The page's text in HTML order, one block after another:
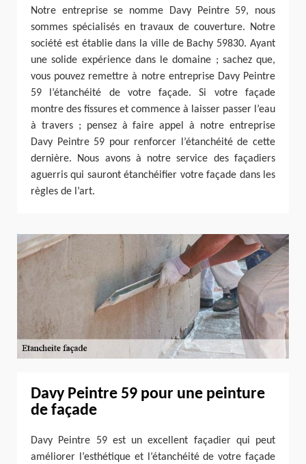
Notre entreprise se nomme Davy Peintre 59, nous
sommes spécialisés en travaux de couverture. Notre
société est établie dans la ville de Bachy 59830. Ayant
une solide expérience dans le domaine ; sachez que,
vous pouvez remettre à notre entreprise Davy Peintre
59 l’étanchéité de votre façade. Si votre façade
montre des fissures et commence à laisser passer l’eau
à travers ; pensez à faire appel à notre entreprise
Davy Peintre 59 pour renforcer l’étanchéité de cette
dernière. Nous avons à notre service des façadiers
aguerris qui sauront étanchéifier votre façade dans les
règles de l’art.
Davy Peintre 59 pour une peinture
de façade
Davy Peintre 59 est un excellent façadier qui peut
améliorer l’esthétique et l’étanchéité de votre façade